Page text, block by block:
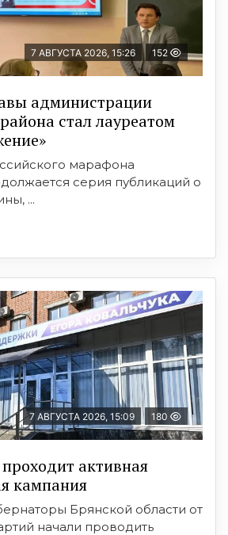
7 АВГУСТА 2026, 15:26 152
администрации
стал лауреатом
марафона
серия публикаций о
...
7 АВГУСТА 2026, 15:09 180
активная
кампания
Брянской области от
начали проводить